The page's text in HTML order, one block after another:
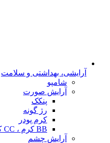
آرایشی، بهداشتی و سلامت
شامپو
آرایش صورت
پنکک
رژ گونه
کرم پودر
BB کرم ، CC کرم
آرایش چشم